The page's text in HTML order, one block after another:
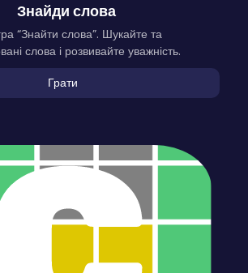
Знайди слова
“Знайти слова”. Шукайте та
слова і розвивайте уважність.
Грати